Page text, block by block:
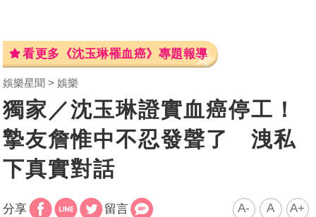
看更多《沈玉琳罹血癌》專題報導
娛樂星聞 娛樂
獨家／沈玉琳證實血癌停工！
摯友詹惟中不忍發聲了 洩私
下真實對話
分享 留言 A- A A+